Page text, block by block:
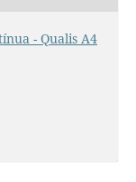
- Qualis A4